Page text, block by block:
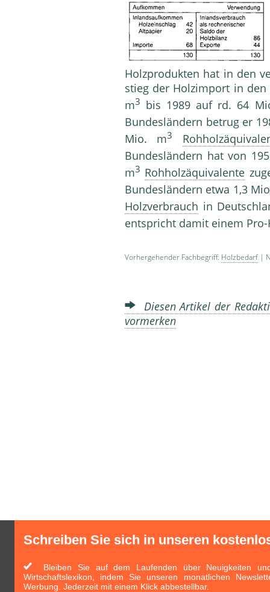
Holzprodukten hat in den
stieg der Holzimport in
m3 bis 1989 auf rd. 64
Bundesländern betrug er
Mio. m3
Bundesländern hat von
m3 Rohholzäquivalente
Bundesländern etwa 1,3
Holzverbrauch in
entspricht damit einem Pro-
Vorhergehender Fachbegriff: Holzbedarf |
Diesen Artikel der
vormerken
Schreiben Sie sich in unseren
Bleiben Sie auf dem Laufenden über Neuigkeiten
Wirtschaftslexikon, indem Sie unseren monatlichen
Werbung. Jederzeit mit einem Klick abbestellbar.